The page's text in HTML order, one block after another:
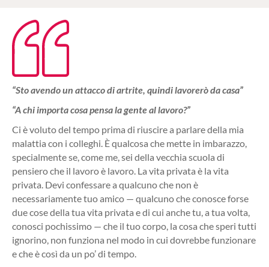
“Sto avendo un attacco di artrite, quindi lavorerò da casa”
“A chi importa cosa pensa la gente al lavoro?”
Ci è voluto del tempo prima di riuscire a parlare della mia
malattia con i colleghi. È qualcosa che mette in imbarazzo,
specialmente se, come me, sei della vecchia scuola di
pensiero che il lavoro è lavoro. La vita privata è la vita
privata. Devi confessare a qualcuno che non è
necessariamente tuo amico — qualcuno che conosce forse
due cose della tua vita privata e di cui anche tu, a tua volta,
conosci pochissimo — che il tuo corpo, la cosa che speri tutti
ignorino, non funziona nel modo in cui dovrebbe funzionare
e che è così da un po’ di tempo.